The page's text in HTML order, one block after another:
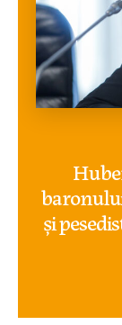
și